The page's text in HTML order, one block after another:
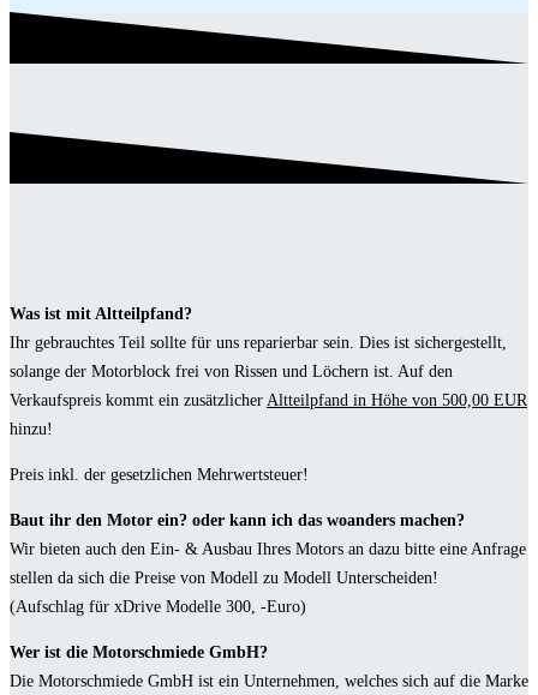
Was ist mit Altteilpfand?
Ihr gebrauchtes Teil sollte für uns reparierbar sein. Dies ist sichergestellt,
solange der Motorblock frei von Rissen und Löchern ist. Auf den
Verkaufspreis kommt ein zusätzlicher Altteilpfand in Höhe von 500,00 EUR
hinzu!
Preis inkl. der gesetzlichen Mehrwertsteuer!
Baut ihr den Motor ein? oder kann ich das woanders machen?
Wir bieten auch den Ein- & Ausbau Ihres Motors an dazu bitte eine Anfrage
stellen da sich die Preise von Modell zu Modell Unterscheiden!
(Aufschlag für xDrive Modelle 300, -Euro)
Wer ist die Motorschmiede GmbH?
Die Motorschmiede GmbH ist ein Unternehmen, welches sich auf die Marke